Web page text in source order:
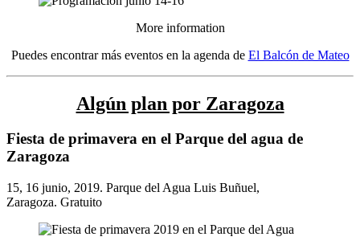
More information
Puedes encontrar más eventos en la agenda de El Balcón de Mateo
Algún plan por Zaragoza
Fiesta de primavera en el Parque del agua de
Zaragoza
15, 16 junio, 2019. Parque del Agua Luis Buñuel,
Zaragoza. Gratuito